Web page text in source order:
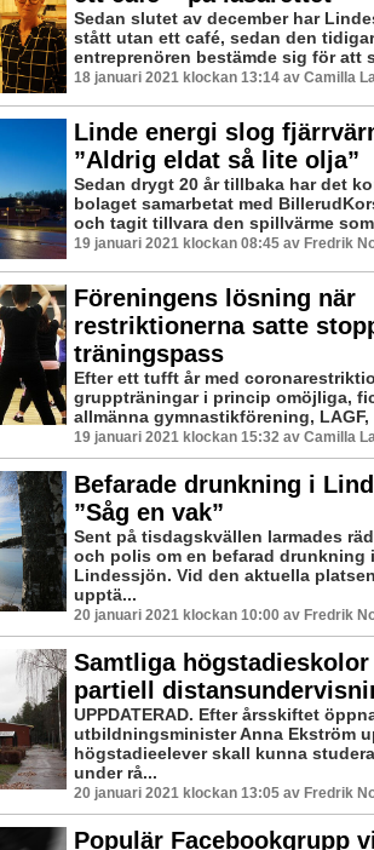
Sedan slutet av december har
stått utan ett café, sedan den
entreprenören bestämde sig för att
18 januari 2021 klockan 13:14 av Camilla
Linde energi slog
”Aldrig eldat så lite olja”
Sedan drygt 20 år tillbaka har det
bolaget samarbetat med
och tagit tillvara den spillvärme
19 januari 2021 klockan 08:45 av Fredrik
Föreningens lösning när
restriktionerna satte
träningspass
Efter ett tufft år med
gruppträningar i princip omöjliga,
allmänna gymnastikförening, LAGF,
19 januari 2021 klockan 15:32 av Camilla
Befarade drunkning i
”Såg en vak”
Sent på tisdagskvällen larmades
och polis om en befarad drunkning
Lindessjön. Vid den aktuella
upptä...
20 januari 2021 klockan 10:00 av Fredrik
Samtliga
partiell
UPPDATERAD. Efter årsskiftet
utbildningsminister Anna Ekström
högstadieelever skall kunna
under rå...
20 januari 2021 klockan 13:05 av Fredrik
Populär Facebookgrupp